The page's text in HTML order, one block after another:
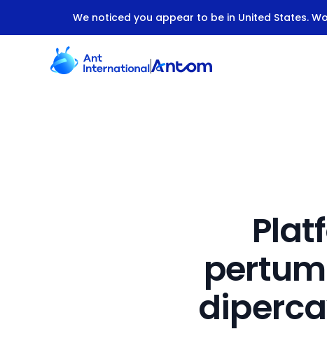
We noticed you appear to be in United States.